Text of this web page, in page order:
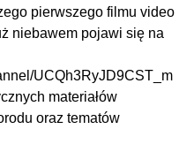
pierwszego filmu video
niebawem pojawi się na
UCQh3RyJD9CST_m
materiałów
oraz tematów